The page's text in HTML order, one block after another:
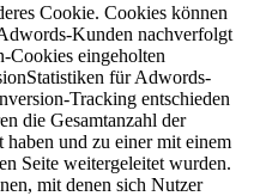
Cookie. Cookies können
Kunden nachverfolgt
Cookies eingeholten
für Adwords-
Tracking entschieden
die Gesamtanzahl der
und zu einer mit einem
Seite weitergeleitet wurden.
mit denen sich Nutzer